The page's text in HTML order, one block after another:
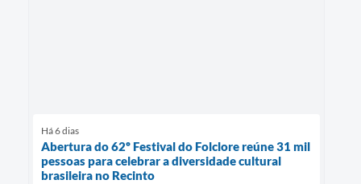
Há 6 dias
Abertura do 62º Festival do Folclore reúne 31 mil
pessoas para celebrar a diversidade cultural
brasileira no Recinto